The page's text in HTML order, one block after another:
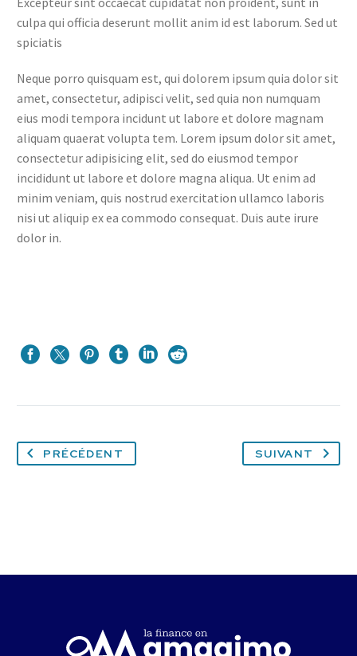
culpa qui officia deserunt mollit anim id est laborum. Sed ut
spiciatis
Neque porro quisquam est, qui dolorem ipsum quia dolor sit
amet, consectetur, adipisci velit, sed quia non numquam
eius modi tempora incidunt ut labore et dolore magnam
aliquam quaerat volupta tem. Lorem ipsum dolor sit amet,
consectetur adipisicing elit, sed do eiusmod tempor
incididunt ut labore et dolore magna aliqua. Ut enim ad
minim veniam, quis nostrud exercitation ullamco laboris
nisi ut aliquip ex ea commodo consequat. Duis aute irure
dolor in.
PRÉCÉDENT SUIVANT